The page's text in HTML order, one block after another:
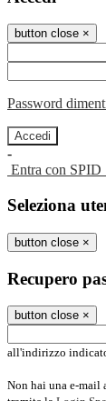
button close ×
Password
-
Entra con SPID
Seleziona
button close ×
Recupero
button close ×
all'indirizzo
Non hai una e-mail